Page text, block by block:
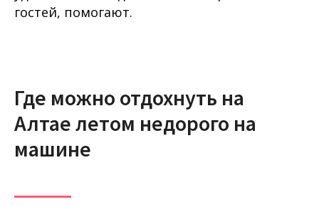
гостей, помогают.
Где можно отдохнуть на
Алтае летом недорого на
машине